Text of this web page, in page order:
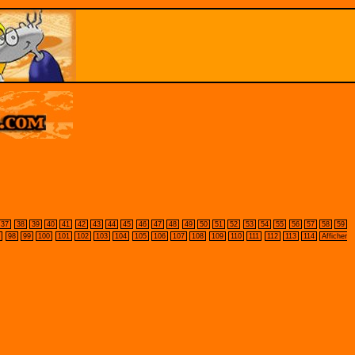
37 38 39 40 41 42 43 44 45 46 47 48 49 50 51 52 53 54 55 56 57 58
59
98 99 100 101 102 103 104 105 106 107 108 109 110 111 112 113 114
Afficher